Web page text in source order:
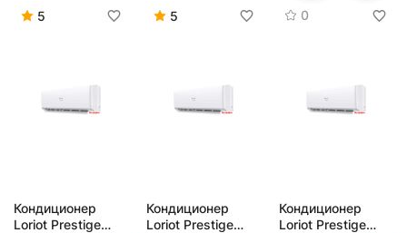
5
Кондиционер
Loriot Prestige
5
Кондиционер
Loriot Prestige
0
Кондиционер
Loriot Prestige